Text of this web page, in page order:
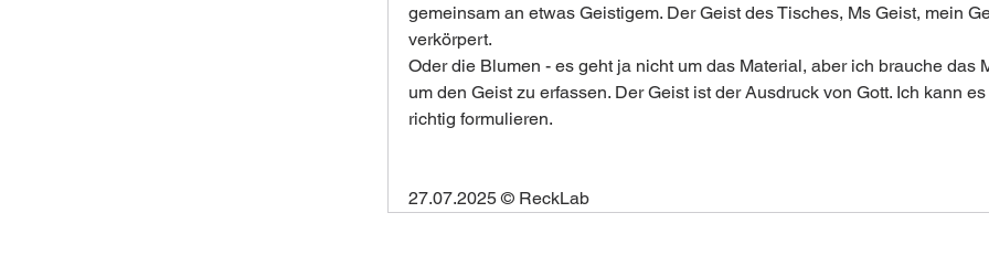
gemeinsam an etwas Geistigem. Der Geist des Tisches, Ms Geist, mein
verkörpert.
Oder die Blumen - es geht ja nicht um das Material, aber ich brauche das
um den Geist zu erfassen. Der Geist ist der Ausdruck von Gott. Ich kann
richtig formulieren.
27.07.2025 © ReckLab